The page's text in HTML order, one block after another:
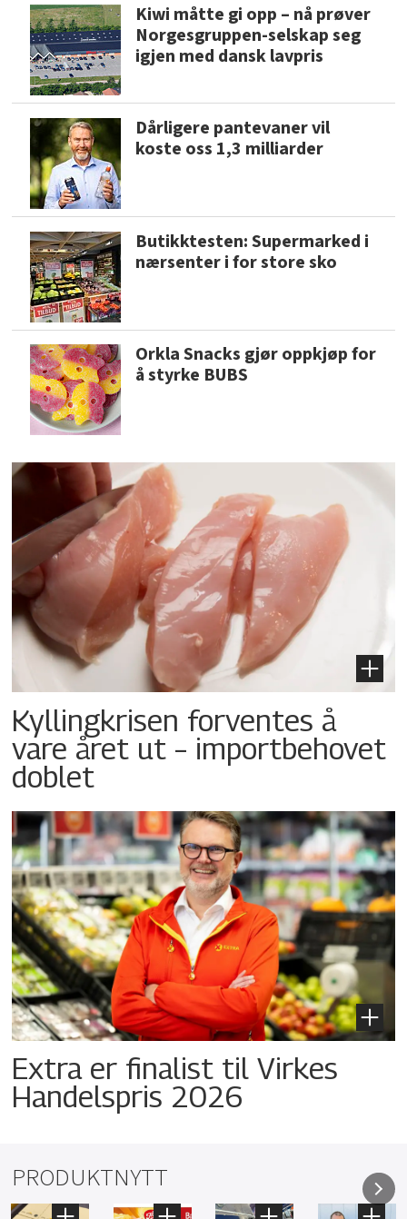
Kiwi måtte gi opp – nå prøver
Norgesgruppen-selskap seg
igjen med dansk lavpris
Dårligere pantevaner vil
koste oss 1,3 milliarder
Butikktesten: Supermarked i
nærsenter i for store sko
Orkla Snacks gjør oppkjøp for
å styrke BUBS
Kyllingkrisen forventes å
vare året ut – importbehovet
doblet
Extra er finalist til Virkes
Handelspris 2026
PRODUKTNYTT